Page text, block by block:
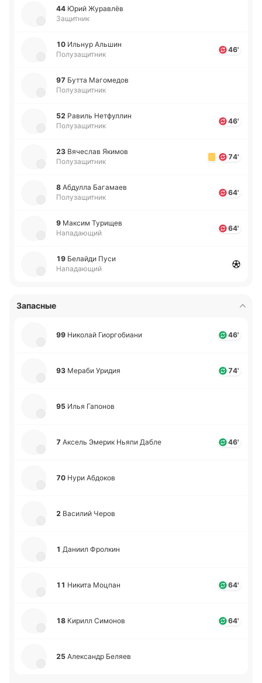
44 Юрий Жу­ра­влёв
Защитник
10 Ильнур Альшин
Полузащитник
46'
97 Бутта Ма­го­ме­дов
Полузащитник
52 Равиль Не­тфу­ллин
Полузащитник
46'
23 Вя­че­слав Якимов
Полузащитник
74'
8 Абду­лла Ба­га­маев
Полузащитник
64'
9 Максим Ту­ри­щев
Нападающий
64'
19 Бе­лай­ди Пуси
Нападающий
Запасные
99 Ни­ко­лай Гио­рго­биа­ни 46'
93 Мераби Уридия 74'
95 Илья Га­по­нов
7 Аксель Эмерик Ньяпи Дабле 46'
70 Нури Абдо­ков
2 Ва­си­лий Черов
1 Даниил Фро­лкин
11 Никита Моцпан 64'
18 Кирилл Си­мо­нов 64'
25 Але­ксандр Беляев